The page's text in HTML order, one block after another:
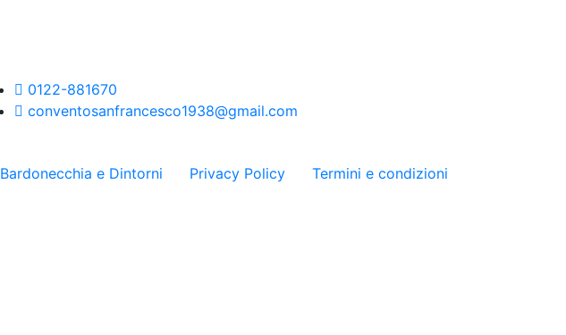
0122-881670
conventosanfrancesco1938@gmail.com
Bardonecchia e Dintorni Privacy Policy Termini e condizioni